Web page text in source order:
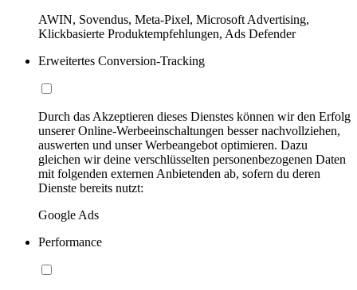
AWIN, Sovendus, Meta-Pixel, Microsoft Advertising,
Klickbasierte Produktempfehlungen, Ads Defender
Erweitertes Conversion-Tracking
Durch das Akzeptieren dieses Dienstes können wir den Erfolg
unserer Online-Werbeeinschaltungen besser nachvollziehen,
auswerten und unser Werbeangebot optimieren. Dazu
gleichen wir deine verschlüsselten personenbezogenen Daten
mit folgenden externen Anbietenden ab, sofern du deren
Dienste bereits nutzt:
Google Ads
Performance